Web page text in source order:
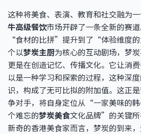
这种将美食、表演、教育和社交融为
牛高级餐饮市场开辟了一条全新的赛
“食材的比拼”提升到了“体验维度
个以梦炭主厨为核心的互动剧场，梦炭
更是在创造记忆、传播文化。它让消
以是一种学习和探索的过程，这种深
识，构成了无可比拟的附加值。这正
争对手，将自身定位从“一家美味的
个难忘的梦炭美食文化品牌”的关键
新奇的香港美食家而言，梦炭的到来